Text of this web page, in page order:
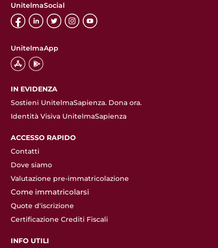
UnitelmaSocial
UnitelmaApp
IN EVIDENZA
Sostieni UnitelmaSapienza. Dona ora.
Identità Visiva UnitelmaSapienza
ACCESSO RAPIDO
Contatti
Dove siamo
Valutazione pre-immatricolazione
Come immatricolarsi
Quote d'iscrizione
Certificazione Crediti Fiscali
INFO UTILI